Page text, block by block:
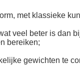
met klassieke
veel beter is dan
bereiken;
gewichten te